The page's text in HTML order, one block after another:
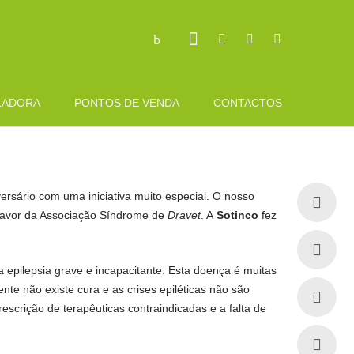
PONTOS DE VENDA CONTACTOS
com uma iniciativa muito especial. O nosso
da Associação Síndrome de Dravet. A Sotinco fez
grave e incapacitante. Esta doença é muitas
não existe cura e as crises epiléticas não são
de terapêuticas contraindicadas e a falta de